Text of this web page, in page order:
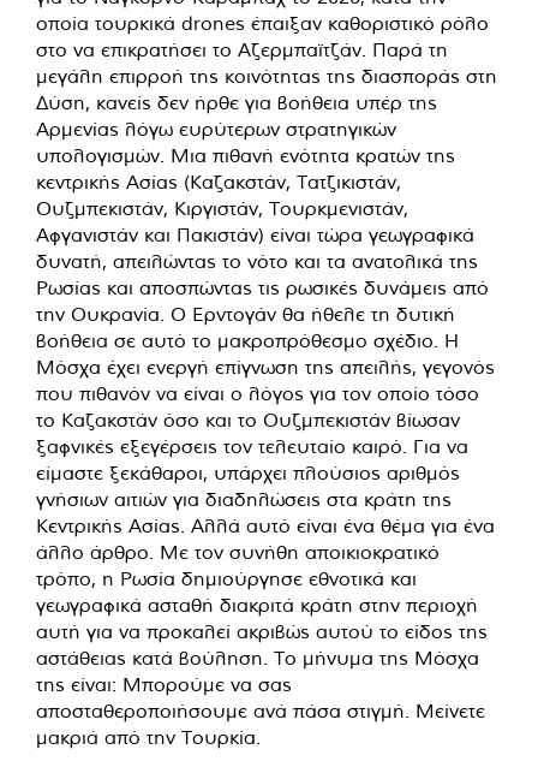
οποία τουρκικά drones έπαιξαν καθοριστικό ρόλο
στο να επικρατήσει το Αζερμπαϊτζάν. Παρά τη
μεγάλη επιρροή της κοινότητας της διασποράς στη
Δύση, κανείς δεν ήρθε για βοήθεια υπέρ της
Αρμενίας λόγω ευρύτερων στρατηγικών
υπολογισμών. Μια πιθανή ενότητα κρατών της
κεντρικής Ασίας (Καζακστάν, Τατζικιστάν,
Ουζμπεκιστάν, Κιργιστάν, Τουρκμενιστάν,
Αφγανιστάν και Πακιστάν) είναι τώρα γεωγραφικά
δυνατή, απειλώντας το νότο και τα ανατολικά της
Ρωσίας και αποσπώντας τις ρωσικές δυνάμεις από
την Ουκρανία. Ο Ερντογάν θα ήθελε τη δυτική
βοήθεια σε αυτό το μακροπρόθεσμο σχέδιο. Η
Μόσχα έχει ενεργή επίγνωση της απειλής, γεγονός
που πιθανόν να είναι ο λόγος για τον οποίο τόσο
το Καζακστάν όσο και το Ουζμπεκιστάν βίωσαν
ξαφνικές εξεγέρσεις τον τελευταίο καιρό. Για να
είμαστε ξεκάθαροι, υπάρχει πλούσιος αριθμός
γνήσιων αιτιών για διαδηλώσεις στα κράτη της
Κεντρικής Ασίας. Αλλά αυτό είναι ένα θέμα για ένα
άλλο άρθρο. Με τον συνήθη αποικιοκρατικό
τρόπο, η Ρωσία δημιούργησε εθνοτικά και
γεωγραφικά ασταθή διακριτά κράτη στην περιοχή
αυτή για να προκαλεί ακριβώς αυτού το είδος της
αστάθειας κατά βούληση. Το μήνυμα της Μόσχα
της είναι: Μπορούμε να σας
αποσταθεροποιήσουμε ανά πάσα στιγμή. Μείνετε
μακριά από την Τουρκία.